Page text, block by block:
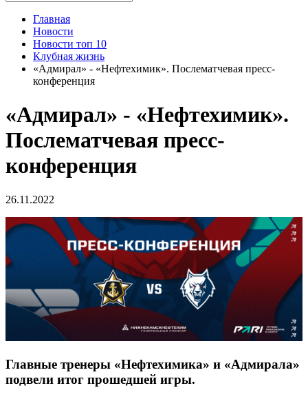
Главная
Новости
Новости топ 10
Клубная жизнь
«Адмирал» - «Нефтехимик». Послематчевая пресс-
конференция
«Адмирал» - «Нефтехимик».
Послематчевая пресс-
конференция
26.11.2022
Главные тренеры «Нефтехимика» и «Адмирала»
подвели итог прошедшей игры.